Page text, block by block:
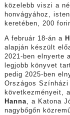
közelebb viszi a
honvágyához,
keretében, 200
A február 18-án a
alapján készült
2021-ben elnyerte
legjobb könyvet
pedig 2025-ben
Országos
következményeit,
Hanna, a Katona
nagybőgőn